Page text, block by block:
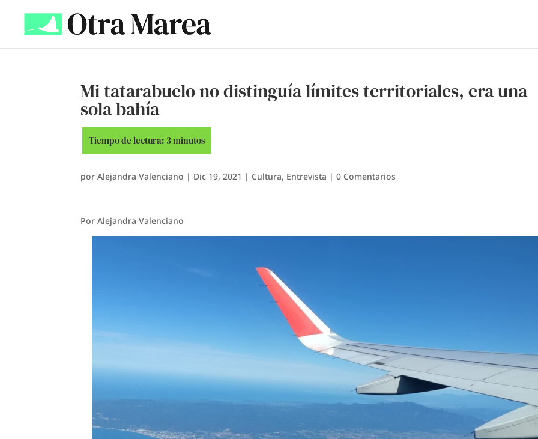
Mi tatarabuelo no distinguía límites territoriales, era una
sola bahía
porAlejandra Valenciano | Dic 19, 2021 | Cultura, Entrevista |0 Comentarios
Por Alejandra Valenciano